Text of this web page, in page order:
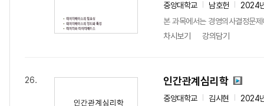
중앙대학교 남호헌
2024
본 과목에서는 경영의사결정문
차시보기
강의담기
26. 인간관계심리학
중앙대학교 김시현
2024